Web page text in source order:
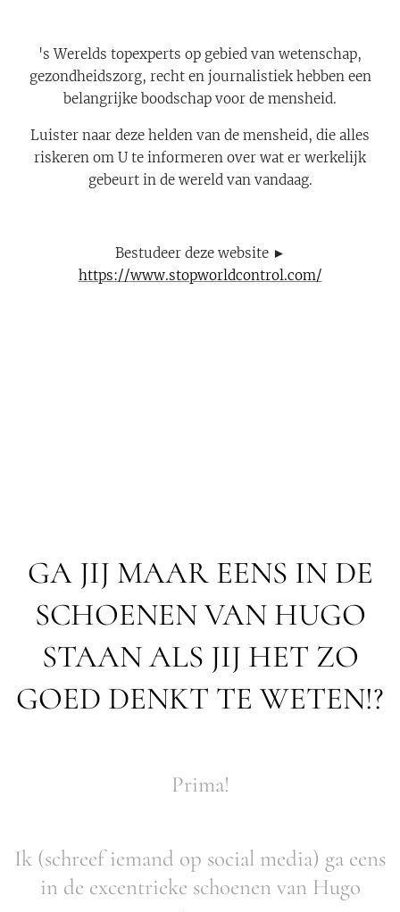
's Werelds topexperts op gebied van wetenschap,
gezondheidszorg, recht en journalistiek hebben een
belangrijke boodschap voor de mensheid.
Luister naar deze helden van de mensheid, die alles
riskeren om U te informeren over wat er werkelijk
gebeurt in de wereld van vandaag.
Bestudeer deze website ►
https://www.stopworldcontrol.com/
GA JIJ MAAR EENS IN DE
SCHOENEN VAN HUGO
STAAN ALS JIJ HET ZO
GOED DENKT TE WETEN!?
Prima!
Ik (schreef iemand op social media) ga eens
in de excentrieke schoenen van Hugo